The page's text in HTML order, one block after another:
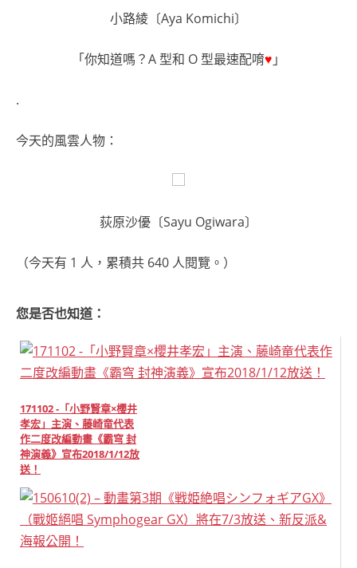
小路綾〔Aya Komichi〕
「你知道嗎？A 型和 O 型最速配唷♥ 」
.
今天的風雲人物：
荻原沙優〔Sayu Ogiwara〕
（今天有 1 人，累積共 640 人閱覽。）
您是否也知道：
171102 -「小野賢章×櫻井
孝宏」主演、藤崎竜代表
作二度改編動畫《霸穹 封
神演義》宣布2018/1/12放
送！